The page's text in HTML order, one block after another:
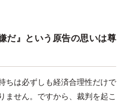
だ』という原告の思いは尊
ちは必ずしも経済合理性だけで
ません。ですから、裁判を起こ